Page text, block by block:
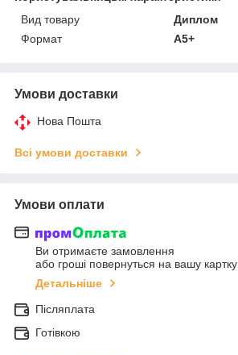
Вид товару
Диплом
Формат
А5+
Умови доставки
Нова Пошта
Всі умови доставки
Умови оплати
Ви отримаєте замовлення
або гроші повернуться на вашу картку
Детальніше
Післяплата
Готівкою